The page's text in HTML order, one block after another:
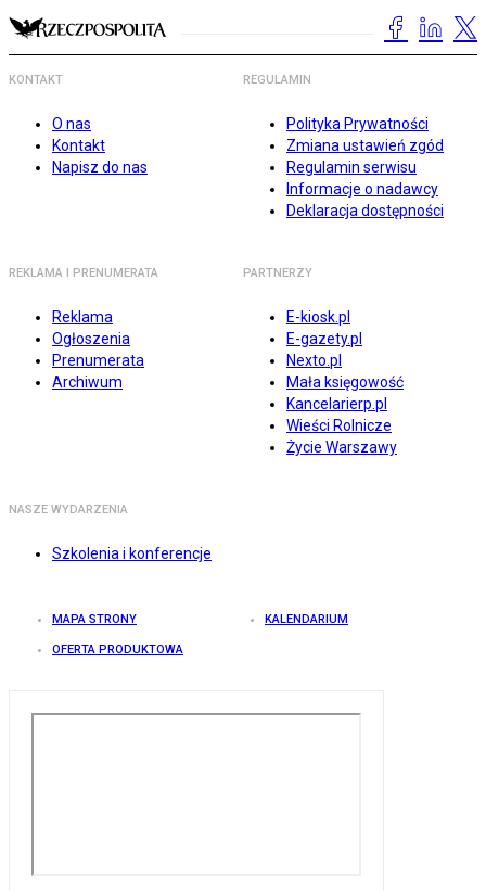
KONTAKT
O nas
Kontakt
Napisz do nas
REGULAMIN
Polityka Prywatności
Zmiana ustawień zgód
Regulamin serwisu
Informacje o nadawcy
Deklaracja dostępności
REKLAMA I PRENUMERATA
Reklama
Ogłoszenia
Prenumerata
Archiwum
PARTNERZY
E-kiosk.pl
E-gazety.pl
Nexto.pl
Mała księgowość
Kancelarierp.pl
Wieści Rolnicze
Życie Warszawy
NASZE WYDARZENIA
Szkolenia i konferencje
MAPA STRONY KALENDARIUM
OFERTA PRODUKTOWA